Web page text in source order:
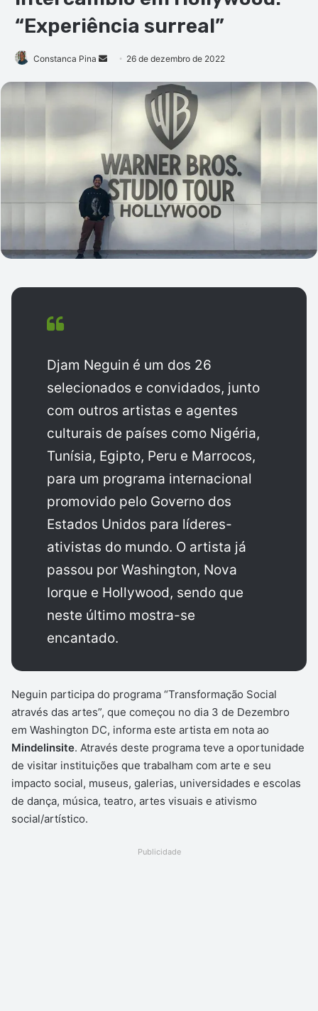
“Experiência surreal”
Constanca Pina
Mande
e-
26 de dezembro de 2022
Djam Neguin é um dos 26
selecionados e convidados, junto
com outros artistas e agentes
culturais de países como Nigéria,
Tunísia, Egipto, Peru e Marrocos,
para um programa internacional
promovido pelo Governo dos
Estados Unidos para líderes-
ativistas do mundo. O artista já
passou por Washington, Nova
Iorque e Hollywood, sendo que
neste último mostra-se
encantado.
Neguin participa do programa “Transformação Social
através das artes”, que começou no dia 3 de Dezembro
em Washington DC, informa este artista em nota ao
Mindelinsite. Através deste programa teve a oportunidade
de visitar instituições que trabalham com arte e seu
impacto social, museus, galerias, universidades e escolas
de dança, música, teatro, artes visuais e ativismo
social/artístico.
Publicidade